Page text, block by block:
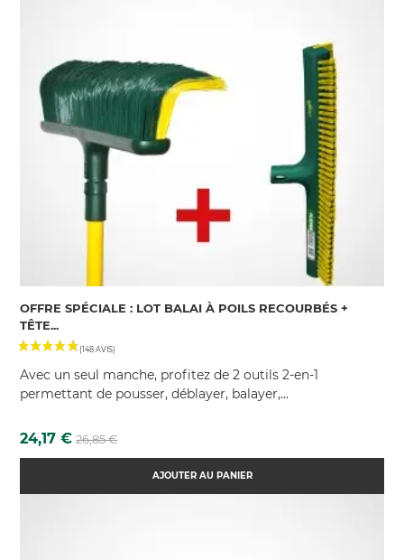
OFFRE SPÉCIALE : LOT BALAI À POILS RECOURBÉS +
TÊTE...
Avec un seul manche, profitez de 2 outils 2-en-1
permettant de pousser, déblayer, balayer,...
Prix
24,17 € Prix
de
base
26,85 €
AJOUTER AU PANIER